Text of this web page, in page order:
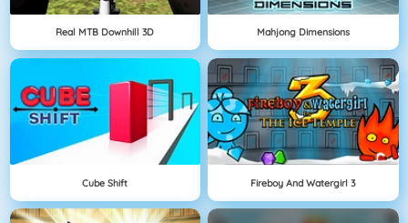
Real MTB Downhill 3D Mahjong Dimensions
Cube Shift Fireboy And Watergirl 3